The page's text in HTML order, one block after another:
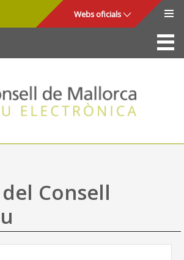
Webs oficials
La Seu
Consell de Mallorca
Accés i seguretat
Utilitats
Ajuda
Consell